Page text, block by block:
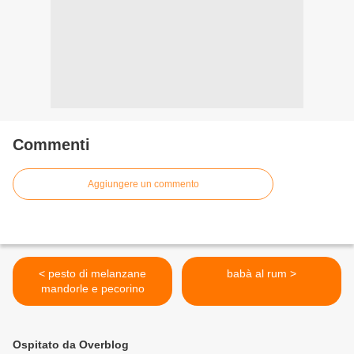
Commenti
Aggiungere un commento
< pesto di melanzane
mandorle e pecorino
babà al rum >
Ospitato da Overblog